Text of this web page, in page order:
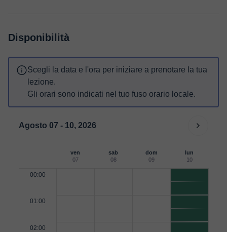
Disponibilità
Scegli la data e l'ora per iniziare a prenotare la tua
lezione.
Gli orari sono indicati nel tuo fuso orario locale.
Agosto 07 - 10, 2026
ven
07
sab
08
dom
09
lun
10
00:00
01:00
02:00